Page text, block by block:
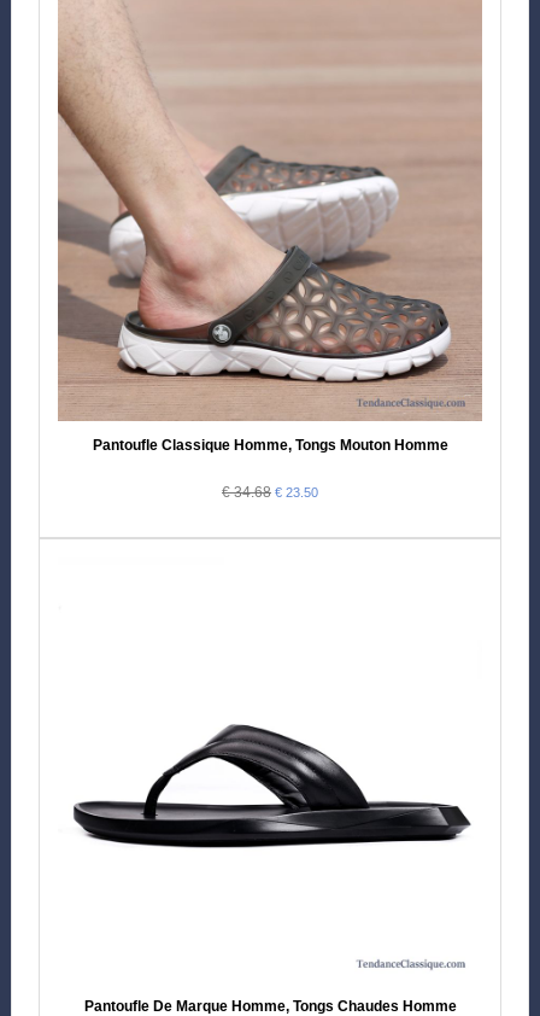
Pantoufle Classique Homme, Tongs Mouton Homme
€ 34.68 € 23.50
Pantoufle De Marque Homme, Tongs Chaudes Homme